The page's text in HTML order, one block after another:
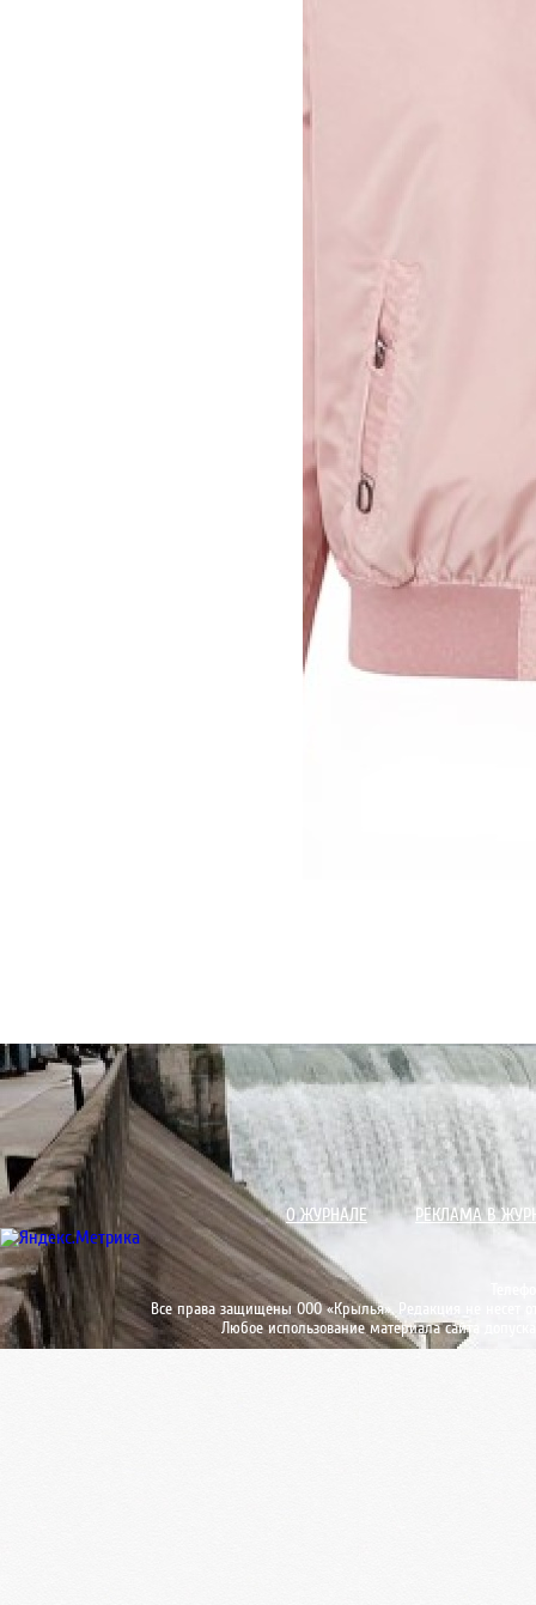
О ЖУРНАЛЕ РЕКЛАМА В
Все права защищены ООО «Крылья». Редакция не несет
Любое использование материала сайта